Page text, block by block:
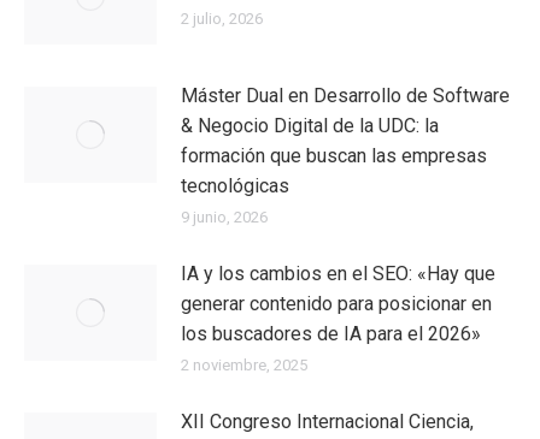
2 julio, 2026
Máster Dual en Desarrollo de Software
& Negocio Digital de la UDC: la
formación que buscan las empresas
tecnológicas
9 junio, 2026
IA y los cambios en el SEO: «Hay que
generar contenido para posicionar en
los buscadores de IA para el 2026»
2 noviembre, 2025
XII Congreso Internacional Ciencia,